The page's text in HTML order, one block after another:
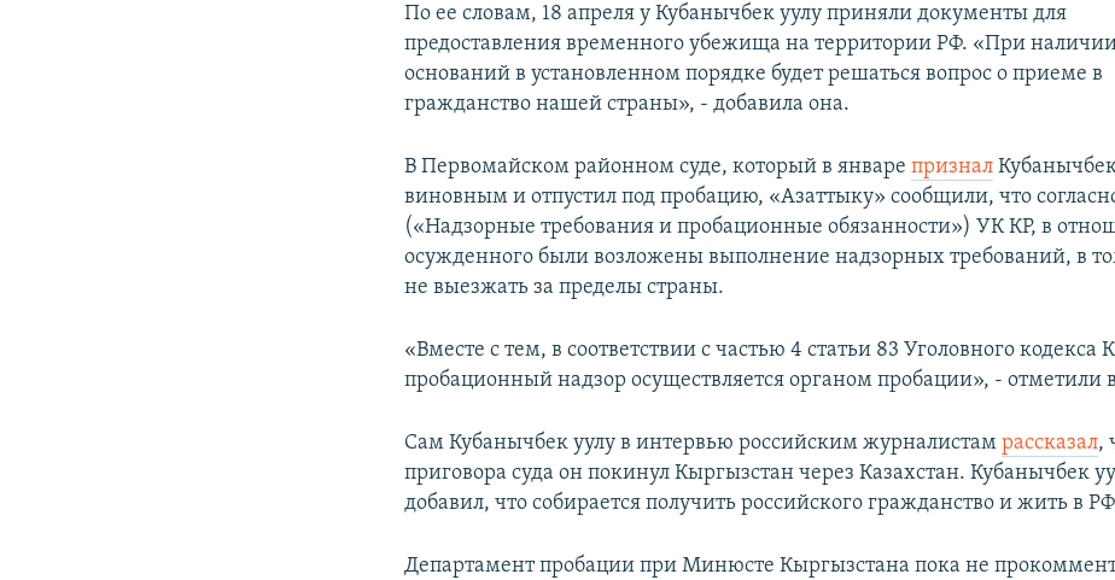
По ее словам, 18 апреля у Кубанычбек уулу приняли документы для
предоставления временного убежища на территории РФ. «При
оснований в установленном порядке будет решаться вопрос о приеме в
гражданство нашей страны», - добавила она.
В Первомайском районном суде, который в январепризнал
виновным и отпустил под пробацию, «Азаттыку» сообщили, что
(«Надзорные требования и пробационные обязанности») УК КР, в
осужденного были возложены выполнение надзорных требований, в
не выезжать за пределы страны.
«Вместе с тем, в соответствии с частью 4 статьи 83 Уголовного кодекса
пробационный надзор осуществляется органом пробации», - отметили
Сам Кубанычбек уулу в интервью российским журналистамрассказал,
приговора суда он покинул Кыргызстан через Казахстан. Кубанычбек
добавил, что собирается получить российского гражданство и жить в
Департамент пробации при Минюсте Кыргызстана пока не